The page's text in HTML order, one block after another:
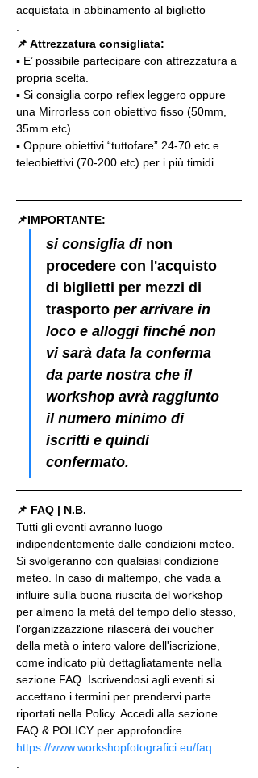
acquistata in abbinamento al biglietto
📌 Attrezzatura consigliata:
▪️ E’ possibile partecipare con attrezzatura a
propria scelta.
▪️ Si consiglia corpo reflex leggero oppure
una Mirrorless con obiettivo fisso (50mm,
35mm etc).
▪️ Oppure obiettivi “tuttofare” 24-70 etc e
teleobiettivi (70-200 etc) per i più timidi.
📌IMPORTANTE:
si consiglia di non
procedere con l'acquisto
di biglietti per mezzi di
trasporto per arrivare in
loco e alloggi finché non
vi sarà data la conferma
da parte nostra che il
workshop avrà raggiunto
il numero minimo di
iscritti e quindi
confermato.
📌 FAQ | N.B.
Tutti gli eventi avranno luogo
indipendentemente dalle condizioni meteo.
Si svolgeranno con qualsiasi condizione
meteo. In caso di maltempo, che vada a
influire sulla buona riuscita del workshop
per almeno la metà del tempo dello stesso,
l'organizzazzione rilascerà dei voucher
della metà o intero valore dell'iscrizione,
come indicato più dettagliatamente nella
sezione FAQ. Iscrivendosi agli eventi si
accettano i termini per prendervi parte
riportati nella Policy. Accedi alla sezione
FAQ & POLICY per approfondire
https://www.workshopfotografici.eu/faq